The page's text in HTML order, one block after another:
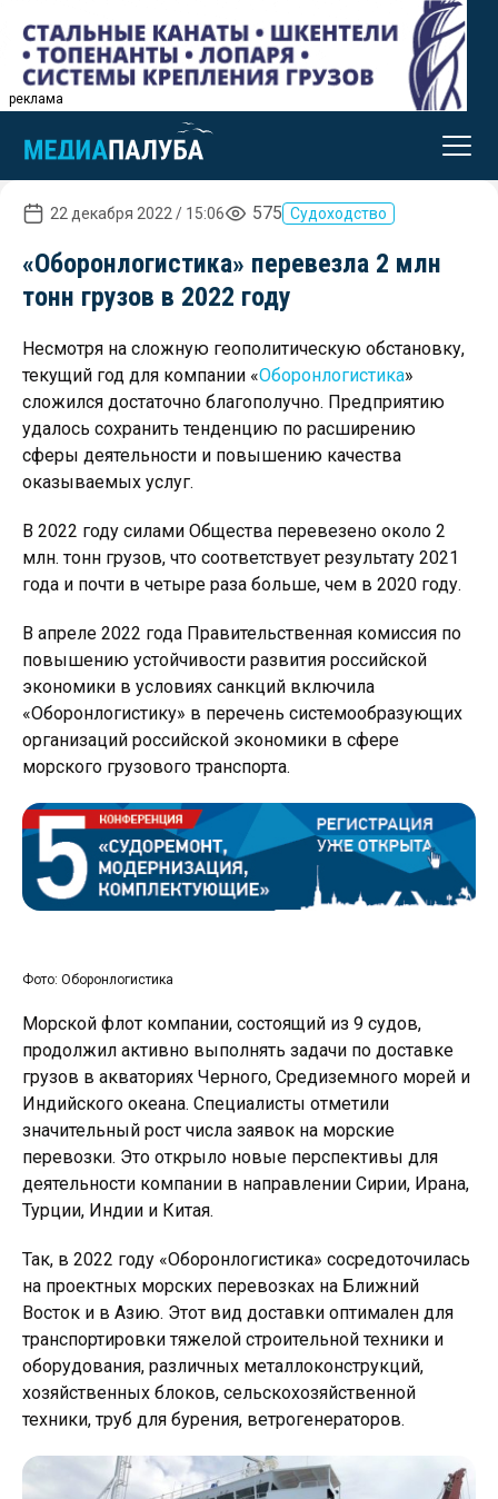
реклама
22 декабря 2022 / 15:06 575 Судоходство
«Оборонлогистика» перевезла 2 млн
тонн грузов в 2022 году
Несмотря на сложную геополитическую обстановку,
текущий год для компании «Оборонлогистика»
сложился достаточно благополучно. Предприятию
удалось сохранить тенденцию по расширению
сферы деятельности и повышению качества
оказываемых услуг.
В 2022 году силами Общества перевезено около 2
млн. тонн грузов, что соответствует результату 2021
года и почти в четыре раза больше, чем в 2020 году.
В апреле 2022 года Правительственная комиссия по
повышению устойчивости развития российской
экономики в условиях санкций включила
«Оборонлогистику» в перечень системообразующих
организаций российской экономики в сфере
морского грузового транспорта.
Фото: Оборонлогистика
Морской флот компании, состоящий из 9 судов,
продолжил активно выполнять задачи по доставке
грузов в акваториях Черного, Средиземного морей и
Индийского океана. Специалисты отметили
значительный рост числа заявок на морские
перевозки. Это открыло новые перспективы для
деятельности компании в направлении Сирии, Ирана,
Турции, Индии и Китая.
Так, в 2022 году «Оборонлогистика» сосредоточилась
на проектных морских перевозках на Ближний
Восток и в Азию. Этот вид доставки оптимален для
транспортировки тяжелой строительной техники и
оборудования, различных металлоконструкций,
хозяйственных блоков, сельскохозяйственной
техники, труб для бурения, ветрогенераторов.